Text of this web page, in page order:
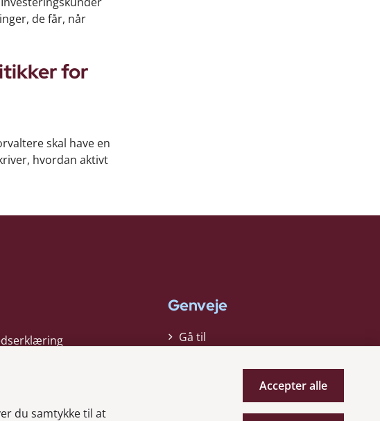
de får, når
for
skal have en
hvordan aktivt
Genveje
Gå til
du samtykke til at
Accepter alle